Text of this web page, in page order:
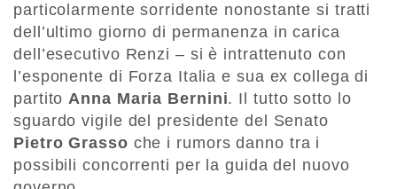
particolarmente sorridente nonostante si tratti
dell’ultimo giorno di permanenza in carica
dell’esecutivo Renzi – si è intrattenuto con
l’esponente di Forza Italia e sua ex collega di
partitoAnna Maria Bernini. Il tutto sotto lo
sguardo vigile del presidente del Senato
Pietro Grasso che i rumors danno tra i
possibili concorrenti per la guida del nuovo